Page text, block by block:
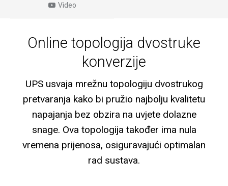
Video
Online topologija dvostruke
konverzije
UPS usvaja mrežnu topologiju dvostrukog
pretvaranja kako bi pružio najbolju kvalitetu
napajanja bez obzira na uvjete dolazne
snage. Ova topologija također ima nula
vremena prijenosa, osiguravajući optimalan
rad sustava.